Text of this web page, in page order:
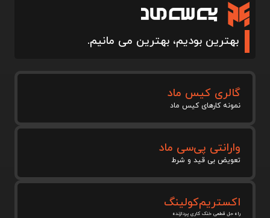
بهترین بودیم، بهترین می مانیم.
گالری کیس ماد
نمونه کارهای کیس ماد
وارانتی پی‌سی ماد
تعویض بی قید و شرط
اکستریم‌کولینگ
راه حل قطعی خنک کاری پردازنده